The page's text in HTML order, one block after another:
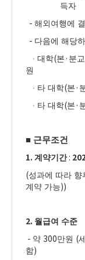
득자
- 해외여행에
- 다음에 해당
∙ 대학(본 · 분
원
∙ 타 대학(본 ·
∙ 타 대학(본 ·
■ 근무조건
1. 계약기간 :
(성과에 따라 향
계약 가능))
2. 월급여 수준
- 약 300만원 (
함)